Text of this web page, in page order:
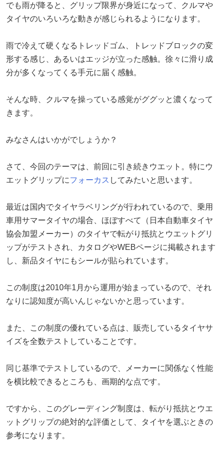
でも雨が降ると、グリップ限界が身近になって、クルマや
タイヤのいろいろな動きが感じられるようになります。
雨で冷えて硬くなるトレッドゴム、トレッドブロックの変
形する感じ、あるいはエッジが立った感触。徐々に滑り成
分が多くなってくる手元に届く感触。
そんな時、クルマを操っている感覚がググッと濃くなって
きます。
みなさんはいかがでしょうか？
さて、今回のテーマは、前回に引き続きウエット。特にウ
エットグリップにフォーカス してみたいと思います。
最近は国内でタイヤラベリングが行われているので、乗用
車用サマータイヤの場合、ほぼすべて（日本自動車タイヤ
協会加盟メーカー）のタイヤで転がり抵抗とウエットグリ
ップがテストされ、カタログやWEBページに掲載されます
し、新品タイヤにもシールが貼られています。
この制度は2010年1月から運用が始まっているので、それ
なりに認知度が高いんじゃないかと思っています。
また、この制度の優れている点は、販売しているタイヤサ
イズを全数テストしていることです。
同じ基準でテストしているので、メーカーに関係なく性能
を横比較できるところも、画期的な点です。
ですから、このグレーディング制度は、転がり抵抗とウエ
ットグリップの絶対的な評価として、タイヤを選ぶときの
参考になります。